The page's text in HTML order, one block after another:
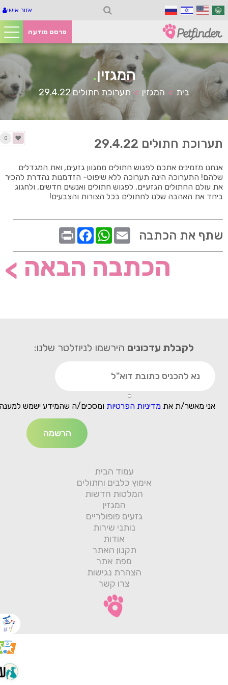
אזור אישי
פרסם מודעה
המגזין.
בית > המגזין > תערוכת חתולים 29.4.22
0 תערוכת חתולים 29.4.22
אנחנו מזמינים אתכם לפגוש חתולים ממגוון גזעים, ואת המגדלים
שלהם! התערוכה הינה תערוכה ללא שיפוט- הזדמנות נהדרת להכיר
את עולם החתולים הגזעיים, לפגוש חתולים ואנשים חדשים, ולחגוג
ביחד את האהבה שלנו לחתולים בכל הצורות והצבעים!
שתף את הכתבה
הכתבה הבאה >
לקבלת עדכונים הירשמו לניוזלטר שלנו:
אני מאשר/ת את מדיניות הפרטיות ומסכים/ה שהמידע ישמש
עמוד הבית
אימוץ כלבים וחתולים
המלטות חדשות
המגזין
גזעים פופולריים
נותני שירות
אודות
תקנון האתר
מפת אתר
הצהרת נגישות
צרו קשר